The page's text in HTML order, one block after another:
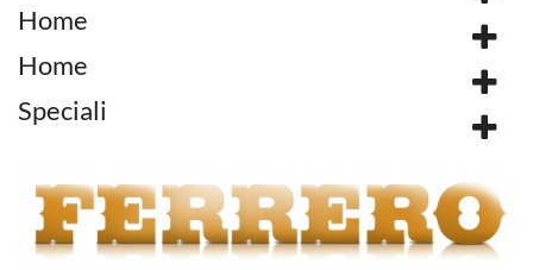
Home
Home
Speciali